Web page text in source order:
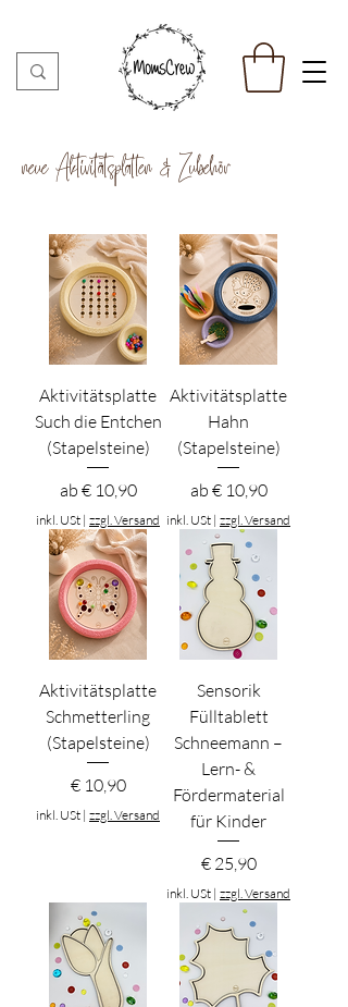
neue Aktivitätsplatten & Zubehör
Aktivitätsplatte
Such die Entchen
(Stapelsteine)
ab € 10,90
Sale-Preis
inkl. USt | zzgl. Versand
Aktivitätsplatte
Hahn
(Stapelsteine)
ab € 10,90
Sale-Preis
inkl. USt | zzgl. Versand
Aktivitätsplatte
Schmetterling
(Stapelsteine)
Preis
€ 10,90
inkl. USt | zzgl. Versand
Sensorik
Fülltablett
Schneemann –
Lern- &
Fördermaterial
für Kinder
Preis
€ 25,90
inkl. USt | zzgl. Versand